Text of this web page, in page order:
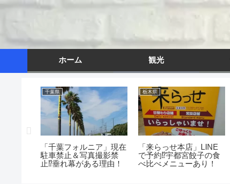
ホーム 観光
千葉県
「千葉フォルニア」現在
駐車禁止＆写真撮影禁
止⁉垂れ幕がある理由！
栃木県
「来らっせ本店」LINE
で予約⁉宇都宮餃子の食
べ比べメニューあり！